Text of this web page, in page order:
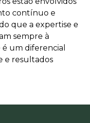
contínuo e
que a expertise e
sempre à
um diferencial
e resultados